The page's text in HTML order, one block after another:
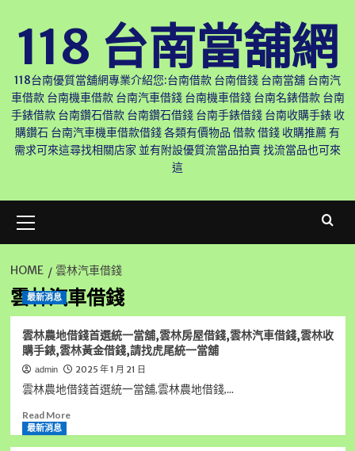
118 台南當舖網
118台南優質當舖網專業介紹您:台南借款 台南借錢 台南當舖 台南汽
車借款 台南機車借款 台南汽車借錢 台南機車借錢 台南名錶借款 台南
手錶借款 台南鑽石借款 台南鑽石借錢 台南手錶借錢 台南收購手錶 收
購鑽石 台南汽車機車借款借錢 各類有價物品 借款 借錢 收購推薦 有
需求可來這尋找相關店家 並有附設優質流當品拍賣 找流當品也可來
這
Menu
HOME 雲林汽車借錢
雲林汽車借錢
最新消息
雲林農地借錢首選統一當舖,雲林房屋借錢,雲林汽車借錢,雲林收
購手錶,雲林黃金借錢,請找虎尾統一當舖
admin 2025 年 1 月 21 日
雲林農地借錢首選統一當舖,雲林農地借錢,...
Read MoreRead
最新消息